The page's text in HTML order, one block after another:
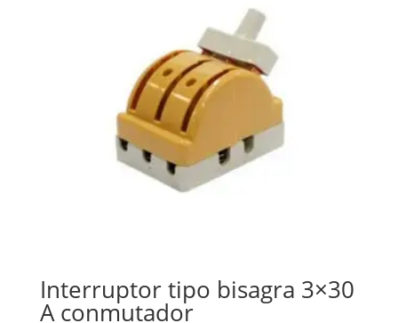
Interruptor tipo bisagra 3×30
A conmutador